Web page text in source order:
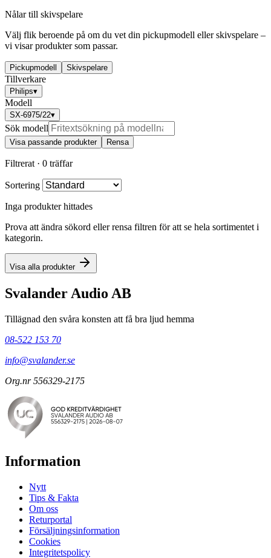
Nålar till skivspelare
Välj flik beroende på om du vet din pickupmodell eller skivspelare –
vi visar produkter som passar.
Pickupmodell Skivspelare
Tillverkare
Philips▾
Modell
SX-6975/22▾
Sök modell
Visa passande produkter Rensa
Filtrerat · 0 träffar
Sortering
Inga produkter hittades
Prova att ändra sökord eller rensa filtren för att se hela sortimentet i
kategorin.
Visa alla produkter
Svalander Audio AB
Tillägnad den svåra konsten att få bra ljud hemma
08-522 153 70
info@svalander.se
Org.nr 556329-2175
Information
Nytt
Tips & Fakta
Om oss
Returportal
Försäljningsinformation
Cookies
Integritetspolicy